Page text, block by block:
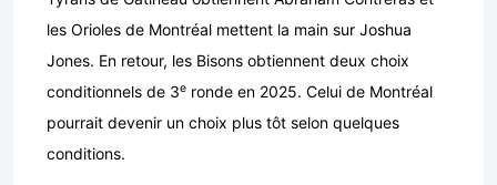
les Orioles de Montréal mettent la main sur Joshua
Jones. En retour, les Bisons obtiennent deux choix
conditionnels de 3e ronde en 2025. Celui de Montréal
pourrait devenir un choix plus tôt selon quelques
conditions.